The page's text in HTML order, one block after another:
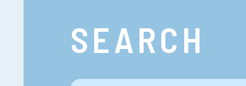
SEARCH